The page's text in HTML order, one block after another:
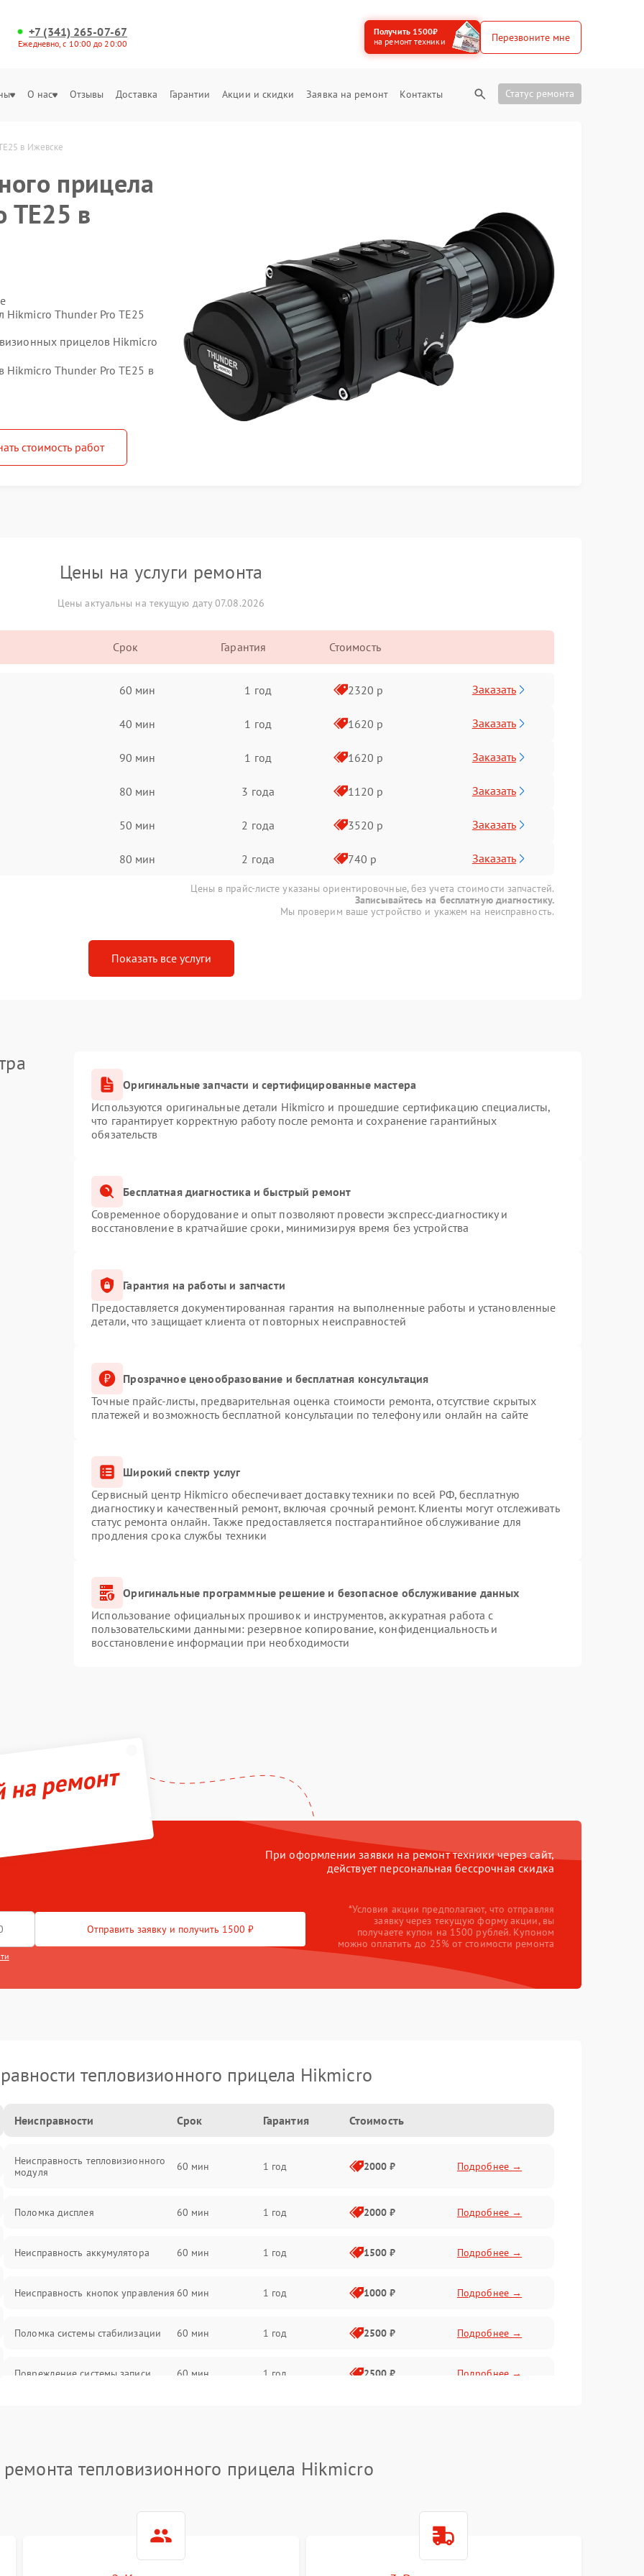
+7 (341) 265-07-67
Ежедневно, с 10:00 до 20:00
Получить 1500₽
на ремонт техники
Перезвоните мне
О нас Отзывы Доставка Гарантии Акции и скидки Заявка на ремонт Контакты Статус ремонта
в Ижевске
прицела
TE25 в
Hikmicro Thunder Pro TE25
прицелов Hikmicro
Thunder Pro TE25 в
стоимость работ
Цены на услуги ремонта
Цены актуальны на текущую дату 07.08.2026
Срок Гарантия Стоимость
60 мин 1 год 2320 р Заказать
40 мин 1 год 1620 р Заказать
90 мин 1 год 1620 р Заказать
80 мин 3 года 1120 р Заказать
50 мин 2 года 3520 р Заказать
80 мин 2 года 740 р Заказать
Цены в прайс-листе указаны ориентировочные, без учета стоимости запчастей.
Записывайтесь на бесплатную диагностику.
Мы проверим ваше устройство и укажем на неисправность.
Показать все услуги
Оригинальные запчасти и сертифицированные мастера
Используются оригинальные детали Hikmicro и прошедшие сертификацию специалисты,
что гарантирует корректную работу после ремонта и сохранение гарантийных
обязательств
Бесплатная диагностика и быстрый ремонт
Современное оборудование и опыт позволяют провести экспресс-диагностику и
восстановление в кратчайшие сроки, минимизируя время без устройства
Гарантия на работы и запчасти
Предоставляется документированная гарантия на выполненные работы и установленные
детали, что защищает клиента от повторных неисправностей
Прозрачное ценообразование и бесплатная консультация
Точные прайс-листы, предварительная оценка стоимости ремонта, отсутствие скрытых
платежей и возможность бесплатной консультации по телефону или онлайн на сайте
Широкий спектр услуг
Сервисный центр Hikmicro обеспечивает доставку техники по всей РФ, бесплатную
диагностику и качественный ремонт, включая срочный ремонт. Клиенты могут отслеживать
статус ремонта онлайн. Также предоставляется постгарантийное обслуживание для
продления срока службы техники
Оригинальные программные решение и безопасное обслуживание данных
Использование официальных прошивок и инструментов, аккуратная работа с
пользовательскими данными: резервное копирование, конфиденциальность и
восстановление информации при необходимости
ремонт
При оформлении заявки на ремонт техники через сайт,
действует персональная бессрочная скидка
Отправить заявку и получить 1500 ₽
*Условия акции предполагают, что отправляя
заявку через текущую форму акции, вы
получаете купон на 1500 рублей. Купоном
можно оплатить до 25% от стоимости ремонта
тепловизионного прицела Hikmicro
Неисправности Срок Гарантия Стоимость
Неисправность тепловизионного
модуля
60 мин 1 год 2000 ₽ Подробнее →
Поломка дисплея 60 мин 1 год 2000 ₽ Подробнее →
Неисправность аккумулятора 60 мин 1 год 1500 ₽ Подробнее →
Неисправность кнопок управления 60 мин 1 год 1000 ₽ Подробнее →
Поломка системы стабилизации 60 мин 1 год 2500 ₽ Подробнее →
Повреждение системы записи 60 мин 1 год 2500 ₽ Подробнее →
автоматического отключения
тепловизионного прицела Hikmicro